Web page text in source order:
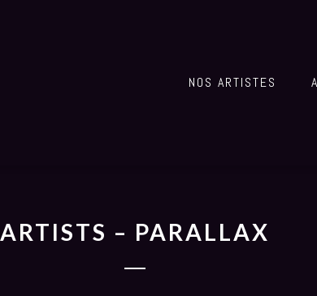
NOS ARTISTES
ARTISTS – PARALLAX